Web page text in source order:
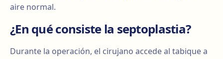
aire normal.
¿En qué consiste la septoplastia?
Durante la operación, el cirujano accede al tabique a